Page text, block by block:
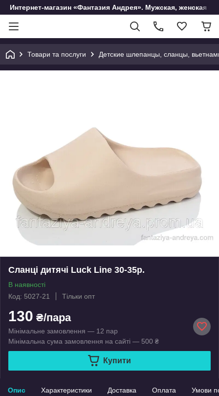
Интернет-магазин «Фантазия Андрея». Мужская, женская и
Товари та послуги Детские шлепанцы, сланцы,
Сланці дитячі Luck Line 30-35р.
В наявності
Код: 5027-21
Тільки опт
130 ₴/пара
Мінімальне замовлення — 12 пар
Мінімальна сума замовлення на сайті — 500 ₴
Купити
Опис Характеристики Доставка Оплата Умови